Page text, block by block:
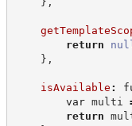
return
} ,
isAvailable :
var multi
return